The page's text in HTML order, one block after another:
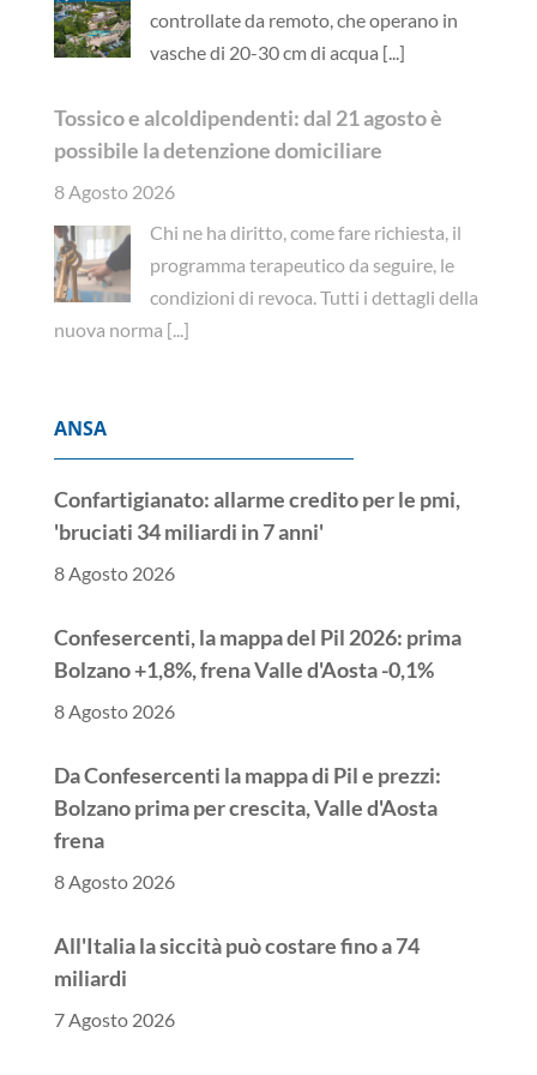
controllate da remoto, che operano in
vasche di 20-30 cm di acqua [...]
Tossico e alcoldipendenti: dal 21 agosto è
possibile la detenzione domiciliare
8 Agosto 2026
Chi ne ha diritto, come fare richiesta, il
programma terapeutico da seguire, le
condizioni di revoca. Tutti i dettagli della
nuova norma [...]
ANSA
Confartigianato: allarme credito per le pmi,
'bruciati 34 miliardi in 7 anni'
8 Agosto 2026
Confesercenti, la mappa del Pil 2026: prima
Bolzano +1,8%, frena Valle d'Aosta -0,1%
8 Agosto 2026
Da Confesercenti la mappa di Pil e prezzi:
Bolzano prima per crescita, Valle d'Aosta
frena
8 Agosto 2026
All'Italia la siccità può costare fino a 74
miliardi
7 Agosto 2026